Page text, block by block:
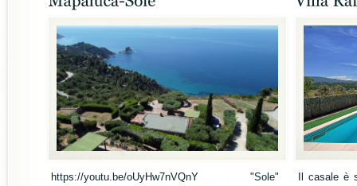
https://youtu.be/oUyHw7nVQnY "Sole"
Il casale è